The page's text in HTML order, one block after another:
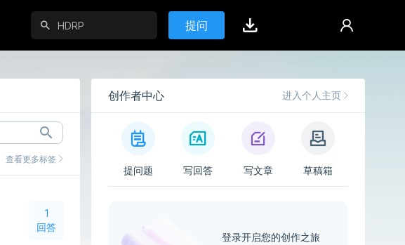
提问
鸿蒙查看更多标签
1
回答
创作者中心 进入个人主页
提问题 写回答 写文章 草稿箱
登录开启您的创作之旅